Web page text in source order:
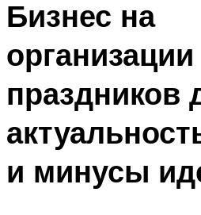
Бизнес на
организации
праздников
и минусы